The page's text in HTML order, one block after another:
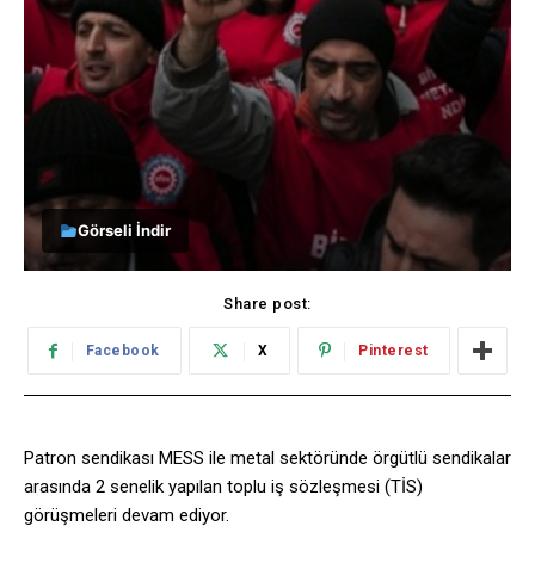
Görseli İndir
Share post:
Facebook X Pinterest
Patron sendikası MESS ile metal sektöründe örgütlü sendikalar
arasında 2 senelik yapılan toplu iş sözleşmesi (TİS)
görüşmeleri devam ediyor.